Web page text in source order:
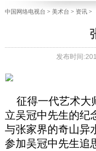
中国网络电视台 > 美术台 > 资讯 >
发布时间
征得一代艺术大
立吴冠中先生的纪
与张家界的奇山异
参加吴冠中先生追